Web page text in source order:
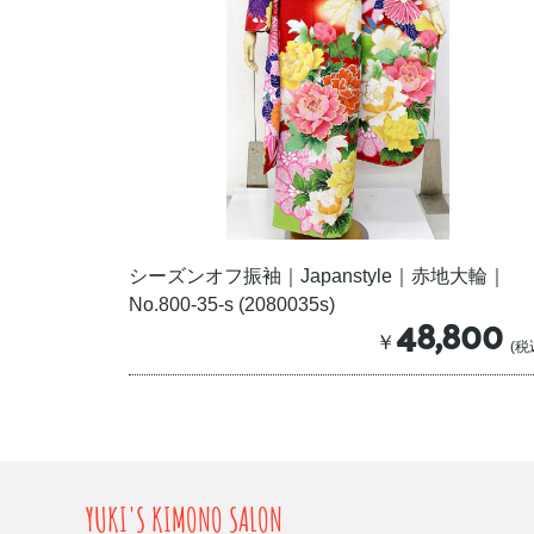
シーズンオフ振袖｜Japanstyle｜赤地大輪｜
No.800-35-s (2080035s)
￥ 48,800 (税
YUKI'S KIMONO SALON